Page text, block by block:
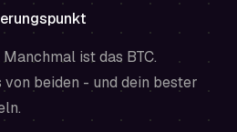
ist das BTC.
beiden - und dein bester